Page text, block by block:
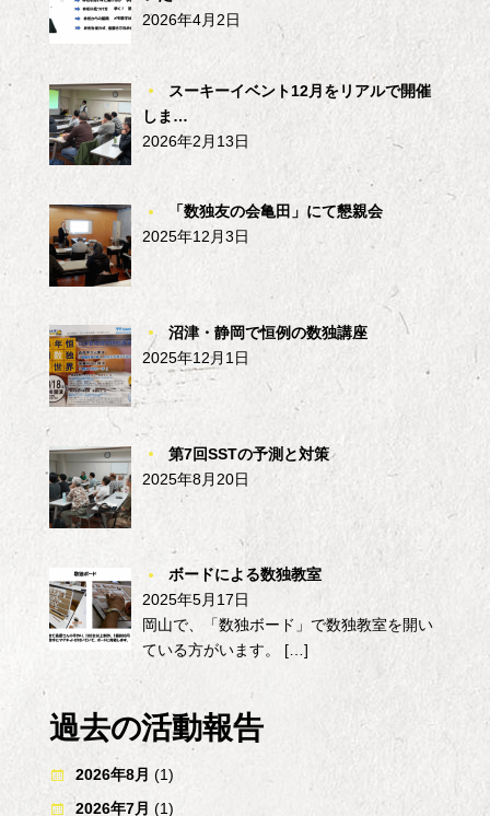
2026年4月2日
スーキーイベント12月をリアルで開催
しま…
2026年2月13日
「数独友の会亀田」にて懇親会
2025年12月3日
沼津・静岡で恒例の数独講座
2025年12月1日
第7回SSTの予測と対策
2025年8月20日
ボードによる数独教室
2025年5月17日
岡山で、「数独ボード」で数独教室を開い
ている方がいます。 […]
過去の活動報告
2026年8月 (1)
2026年7月 (1)